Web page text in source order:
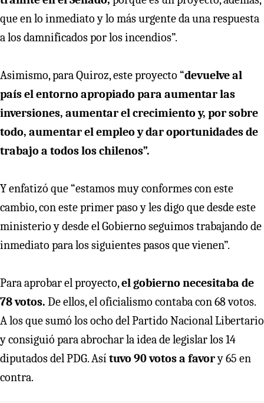
que en lo inmediato y lo más urgente da una respuesta
a los damnificados por los incendios”.
Asimismo, para Quiroz, este proyecto “devuelve al
país el entorno apropiado para aumentar las
inversiones, aumentar el crecimiento y, por sobre
todo, aumentar el empleo y dar oportunidades de
trabajo a todos los chilenos”.
Y enfatizó que “estamos muy conformes con este
cambio, con este primer paso y les digo que desde este
ministerio y desde el Gobierno seguimos trabajando de
inmediato para los siguientes pasos que vienen”.
Para aprobar el proyecto,el gobierno necesitaba de
78 votos. De ellos, el oficialismo contaba con 68 votos.
A los que sumó los ocho del Partido Nacional Libertario
y consiguió para abrochar la idea de legislar los 14
diputados del PDG. Así tuvo 90 votos a favory 65 en
contra.